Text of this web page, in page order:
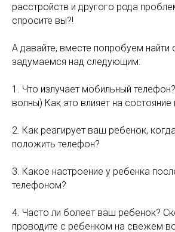
расстройств и другого рода
спросите вы?!
А давайте, вместе попробуем найти
задумаемся над следующим:
1. Что излучает мобильный
волны) Как это влияет на
2. Как реагирует ваш ребенок,
положить телефон?
3. Какое настроение у ребенка
телефоном?
4. Часто ли болеет ваш ребенок?
проводите с ребенком на свежем